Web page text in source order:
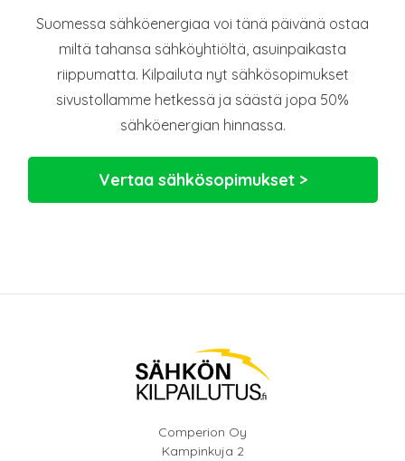
Suomessa sähköenergiaa voi tänä päivänä ostaa
miltä tahansa sähköyhtiöltä, asuinpaikasta
riippumatta. Kilpailuta nyt sähkösopimukset
sivustollamme hetkessä ja säästä jopa 50%
sähköenergian hinnassa.
Vertaa sähkösopimukset >
Comperion Oy
Kampinkuja 2